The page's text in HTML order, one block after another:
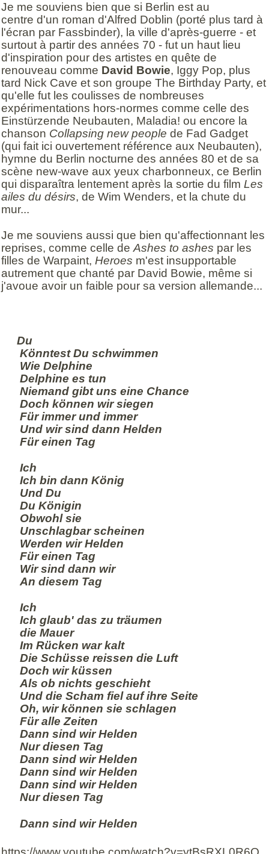
Je me souviens bien que si Berlin est au
centre d'un roman d'Alfred Doblin (porté plus tard à
l'écran par Fassbinder), la ville d'après-guerre - et
surtout à partir des années 70 - fut un haut lieu
d'inspiration pour des artistes en quête de
renouveau comme David Bowie, Iggy Pop, plus
tard Nick Cave et son groupe The Birthday Party, et
qu'elle fut les coulisses de nombreuses
expérimentations hors-normes comme celle des
Einstürzende Neubauten, Maladia! ou encore la
chanson Collapsing new people de Fad Gadget
(qui fait ici ouvertement référence aux Neubauten),
hymne du Berlin nocturne des années 80 et de sa
scène new-wave aux yeux charbonneux, ce Berlin
qui disparaîtra lentement après la sortie du film Les
ailes du désirs, de Wim Wenders, et la chute du
mur...
Je me souviens aussi que bien qu'affectionnant les
reprises, comme celle deAshes to ashes par les
filles de Warpaint, Heroes m'est insupportable
autrement que chanté par David Bowie, même si
j'avoue avoir un faible pour sa version allemande...
Du
Könntest Du schwimmen
Wie Delphine
Delphine es tun
Niemand gibt uns eine Chance
Doch können wir siegen
Für immer und immer
Und wir sind dann Helden
Für einen Tag
Ich
Ich bin dann König
Und Du
Du Königin
Obwohl sie
Unschlagbar scheinen
Werden wir Helden
Für einen Tag
Wir sind dann wir
An diesem Tag
Ich
Ich glaub' das zu träumen
die Mauer
Im Rücken war kalt
Die Schüsse reissen die Luft
Doch wir küssen
Als ob nichts geschieht
Und die Scham fiel auf ihre Seite
Oh, wir können sie schlagen
Für alle Zeiten
Dann sind wir Helden
Nur diesen Tag
Dann sind wir Helden
Dann sind wir Helden
Dann sind wir Helden
Nur diesen Tag
Dann sind wir Helden